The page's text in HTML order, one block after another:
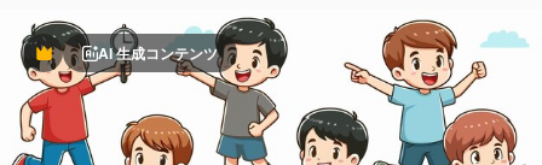
PremiumAI 生成コンテンツ